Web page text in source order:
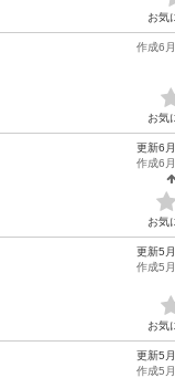
お気
作成6
お気
更新6
作成6
お気
更新5
作成5
お気
更新5
作成5